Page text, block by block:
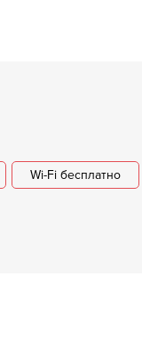
Wi-Fi бесплатно